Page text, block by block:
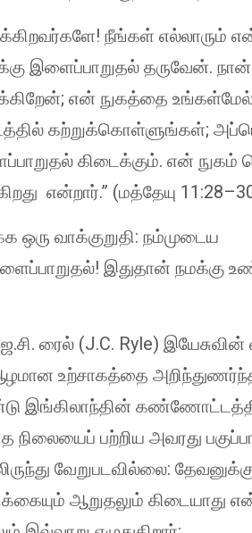
நீங்கள் எல்லாரும்
இளைப்பாறுதல் தருவேன். நான்
என் நுகத்தை
கற்றுக்கொள்ளுங்கள்;
கிடைக்கும். என் நுகம்
என்றார்.” (மத்தேயு
ஒரு வாக்குறுதி: நம்முடைய
இதுதான் நமக்கு
ரைல் (J.C. Ryle)
உற்சாகத்தை
இங்கிலாந்தின்
நிலையைப் பற்றிய அவரது
வேறுபடவில்லை:
ஆறுதலும் கிடையாது